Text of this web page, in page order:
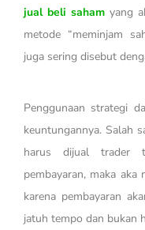
jual beli saham yang
metode “meminjam
juga sering disebut
Penggunaan strategi
keuntungannya. Salah
harus dijual trader
pembayaran, maka
karena pembayaran
jatuh tempo dan bukan